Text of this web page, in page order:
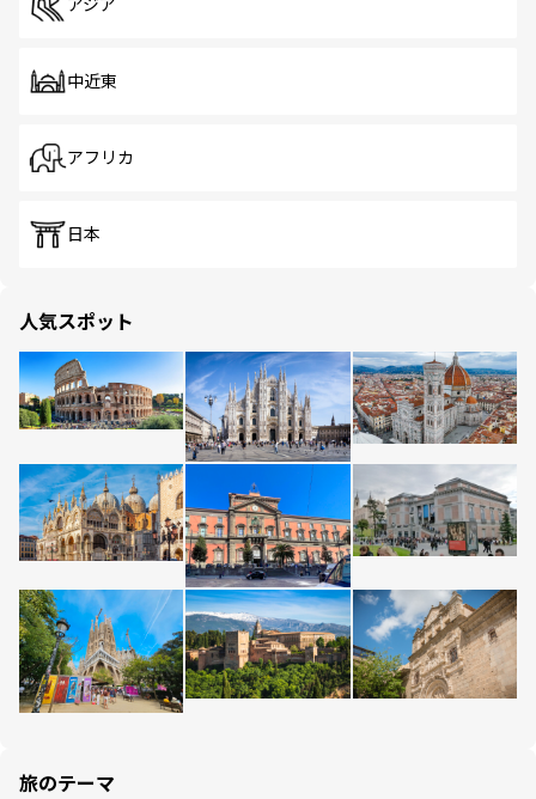
アジア
中近東
アフリカ
日本
人気スポット
旅のテーマ